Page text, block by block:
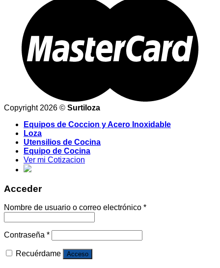
Copyright 2026 © Surtiloza
Equipos de Coccion y Acero Inoxidable
Loza
Utensilios de Cocina
Equipo de Cocina
Ver mi Cotizacion
Acceder
Nombre de usuario o correo electrónico *
Contraseña *
Recuérdame Acceso